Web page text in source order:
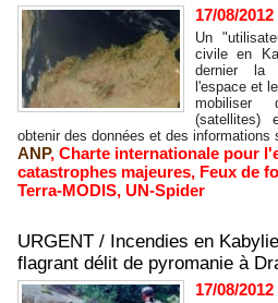
17/08/2012
Un
civile en
dernier la
l'espace et
mobiliser
(satellites)
obtenir des données et des informations
ANP, Charte internationale pour
catastrophes majeures, Feux de
Terra-MODIS, UN-Spider
URGENT / Incendies en
flagrant délit de pyromanie à
17/08/2012